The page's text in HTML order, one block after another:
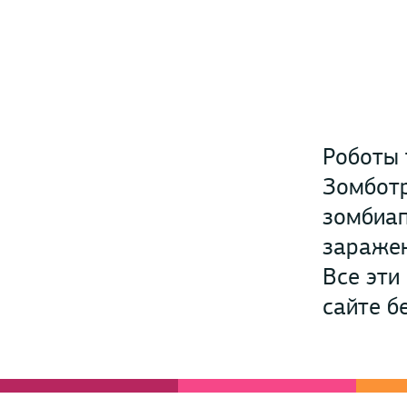
Роботы
Все
сайте